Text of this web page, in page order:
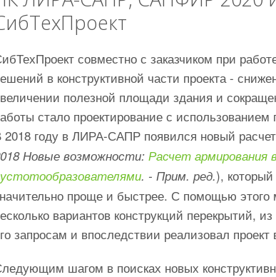
совместно с заказчиком при
в конструктивной части проекта -
полезной площади здания и
стало проектирование с
2018 году в ЛИРА-САПР появился новый
Новые возможности:Расчет армирования
. - Прим. ред.),
проще и быстрее. С помощью
вариантов конструкций перекрытий,
запросам и впоследствии реализовал
шагом в поисках новых